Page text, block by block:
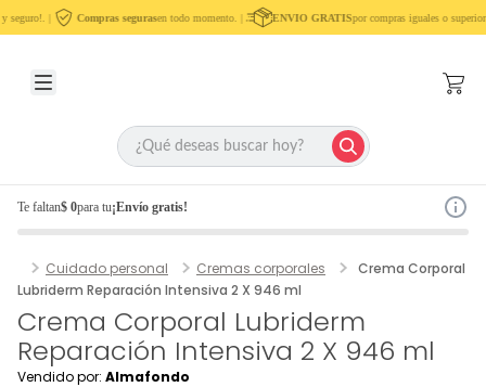
| Compras segurasen todo momento. | ENVIO GRATISpor compras iguales o
Te faltan$ 0para tu¡Envío gratis!
Cuidado personal Cremas corporales
Crema Corporal
Lubriderm Reparación Intensiva 2 X 946 ml
Crema Corporal Lubriderm
Reparación Intensiva 2 X 946 ml
Vendido por: Almafondo